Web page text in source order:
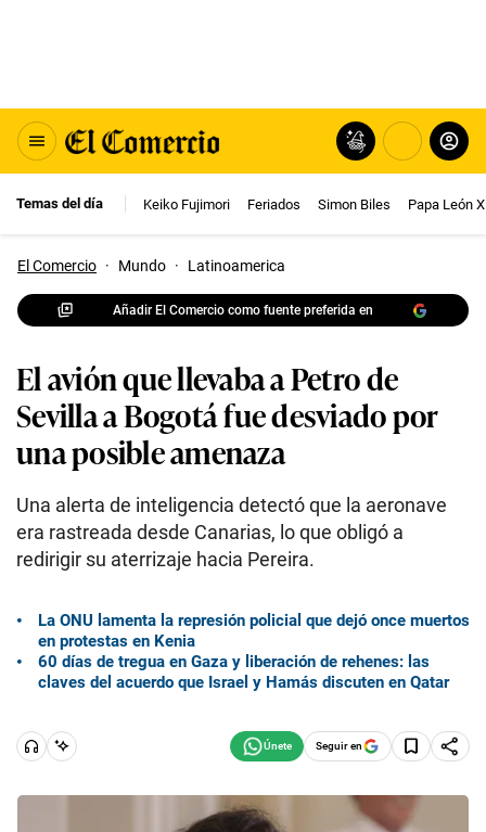
Temas del día Keiko Fujimori Feriados Simon Biles Papa León
El Comercio · Mundo · Latinoamerica
Añadir El Comercio como fuente preferida en
El avión que llevaba a Petro de
Sevilla a Bogotá fue desviado por
una posible amenaza
Una alerta de inteligencia detectó que la aeronave
era rastreada desde Canarias, lo que obligó a
redirigir su aterrizaje hacia Pereira.
La ONU lamenta la represión policial que dejó once muertos
en protestas en Kenia
60 días de tregua en Gaza y liberación de rehenes: las
claves del acuerdo que Israel y Hamás discuten en Qatar
Seguir en